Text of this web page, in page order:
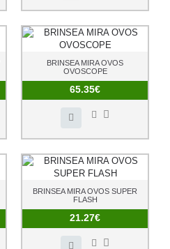
BRINSEA MIRA OVOS
OVOSCOPE
65.35€
BRINSEA MIRA OVOS SUPER
FLASH
21.27€